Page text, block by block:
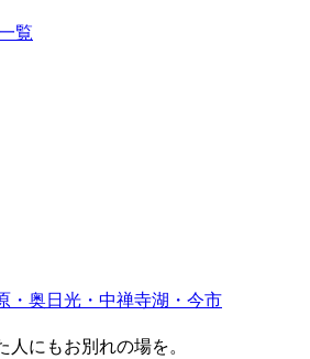
覧
・奥日光・中禅寺湖・今市
にもお別れの場を。